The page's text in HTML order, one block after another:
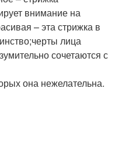
внимание на
– эта стрижка в
лица
сочетаются с
она нежелательна.